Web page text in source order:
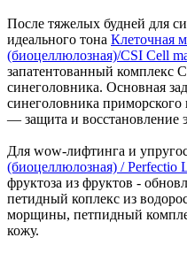
После тяжелых будней для
идеального тона Клеточная
(биоцеллюлозная)/CSI Cell
запатентованный комплекс
синеголовника. Основная
синеголовника приморского
— защита и восстановление
Для wow-лифтинга и
(биоцеллюлозная) / Perfectio
фруктоза из фруктов -
петидный коплекс из
морщины, петпидный
кожу.